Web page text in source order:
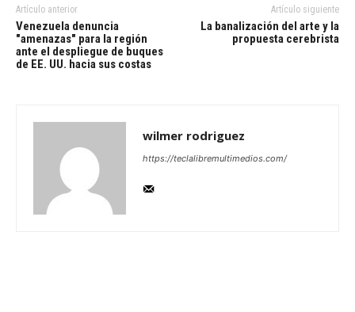
Artículo anterior
Venezuela denuncia
"amenazas" para la región
ante el despliegue de buques
de EE. UU. hacia sus costas
Artículo siguiente
La banalización del arte y la
propuesta cerebrista
wilmer rodriguez
https://teclalibremultimedios.com/